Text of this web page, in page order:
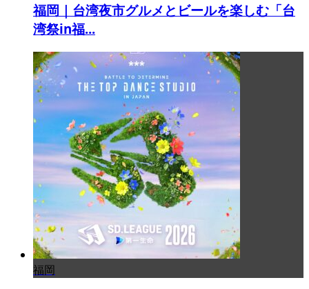
福岡｜台湾夜市グルメとビールを楽しむ「台
湾祭in福...
福岡